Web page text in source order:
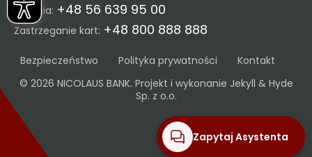
Infolinia: +48 56 639 95 00
Zastrzeganie kart: +48 800 888 888
Bezpieczeństwo Polityka prywatności
Kontakt
© 2026 NICOLAUS BANK. Projekt i wykonanie Jekyll & Hyde
Sp. z o.o.